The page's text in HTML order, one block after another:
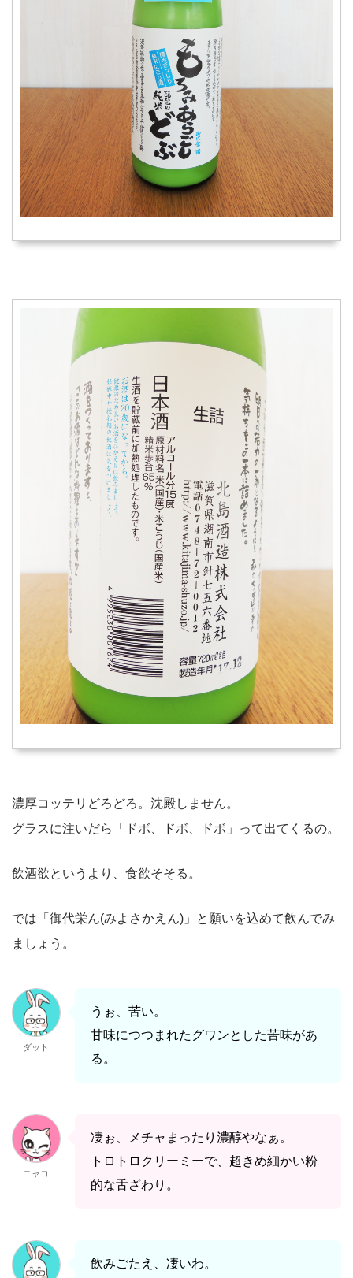
濃厚コッテリどろどろ。沈殿しません。
グラスに注いだら「ドボ、ドボ、ドボ」って出てくるの。
飲酒欲というより、食欲そそる。
では「御代栄ん(みよさかえん)」と願いを込めて飲んでみ
ましょう。
ダット
うぉ、苦い。
甘味につつまれたグワンとした苦味があ
る。
ニャコ
凄ぉ、メチャまったり濃醇やなぁ。
トロトロクリーミーで、超きめ細かい粉
的な舌ざわり。
飲みごたえ、凄いわ。